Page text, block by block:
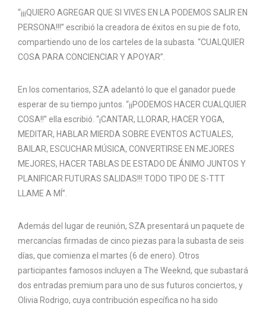
“¡¡¡QUIERO AGREGAR QUE SI VIVES EN LA PODEMOS SALIR EN
PERSONA!!!” escribió la creadora de éxitos en su pie de foto,
compartiendo uno de los carteles de la subasta. “CUALQUIER
COSA PARA CONCIENCIAR Y APOYAR”.
En los comentarios, SZA adelantó lo que el ganador puede
esperar de su tiempo juntos. “¡¡PODEMOS HACER CUALQUIER
COSA!!” ella escribió. “¡CANTAR, LLORAR, HACER YOGA,
MEDITAR, HABLAR MIERDA SOBRE EVENTOS ACTUALES,
BAILAR, ESCUCHAR MÚSICA, CONVERTIRSE EN MEJORES
MEJORES, HACER TABLAS DE ESTADO DE ÁNIMO JUNTOS Y
PLANIFICAR FUTURAS SALIDAS!!! TODO TIPO DE S-TTT
LLAME A MÍ”.
Además del lugar de reunión, SZA presentará un paquete de
mercancías firmadas de cinco piezas para la subasta de seis
días, que comienza el martes (6 de enero). Otros
participantes famosos incluyen a The Weeknd, que subastará
dos entradas premium para uno de sus futuros conciertos, y
Olivia Rodrigo, cuya contribución específica no ha sido